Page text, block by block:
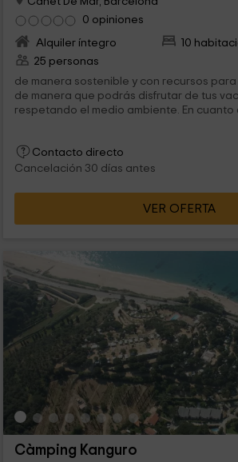
0 opiniones
Alquiler íntegro
10
25 personas
de manera sostenible y con recursos para
de manera que podrás disfrutar de tus
respetando el medio ambiente. En cuanto a la capacidad de
Contacto directo
Cancelación 30 días antes
VER OFERTA
Càmping Kanguro